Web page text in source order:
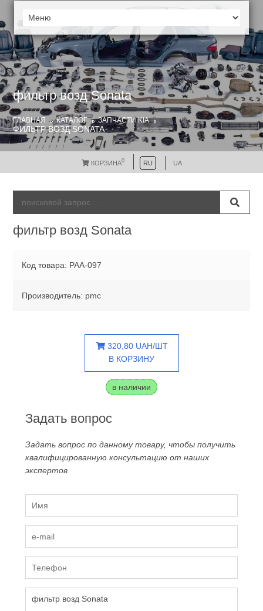
фильтр возд Sonata
ГЛАВНАЯ КАТАЛОГ ЗАПЧАСТИ KIA
ФИЛЬТР ВОЗД SONATA
КОРЗИНА0 RU UA
фильтр возд Sonata
Код товара: PAA-097
Производитель: pmc
320,80 UAH/ШТ
В КОРЗИНУ
в наличии
Задать вопрос
Задать вопрос по данному товару, чтобы получить
квалифицированную консультацию от наших
экспертов